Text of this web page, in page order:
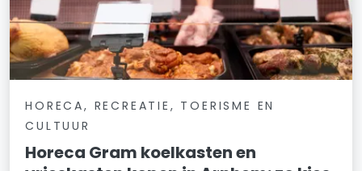
HORECA, RECREATIE, TOERISME EN
CULTUUR
Horeca Gram koelkasten en